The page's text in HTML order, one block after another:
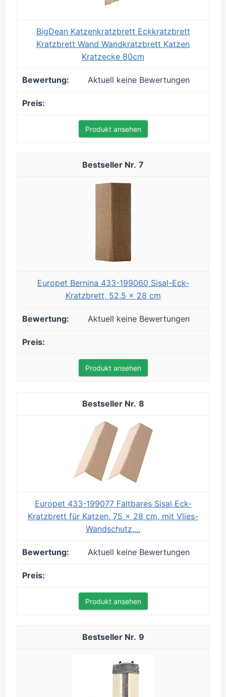
BigDean Katzenkratzbrett Eckkratzbrett
Kratzbrett Wand Wandkratzbrett Katzen
Kratzecke 80cm
Aktuell keine Bewertungen
Produkt ansehen
7
Europet Bernina 433-199060 Sisal-Eck-
Kratzbrett, 52.5 x 28 cm
Aktuell keine Bewertungen
Produkt ansehen
8
Europet 433-199077 Faltbares Sisal Eck-
Kratzbrett für Katzen, 75 x 28 cm, mit Vlies-
Wandschutz,...
Aktuell keine Bewertungen
Produkt ansehen
9